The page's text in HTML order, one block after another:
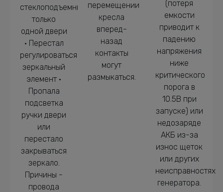
стеклоподъемник
только
одной двери
• Перестал
регулироваться
зеркальный
элемент •
Пропала
подсветка
ручки двери
или
перестало
закрываться
зеркало.
Причины -
провода
перемещении
кресла
вперед-
назад
контакты
могут
размыкаться.
(потеря
емкости
приводит к
падению
напряжения
ниже
критического
порога в
10.5В при
запуске) или
недозаряде
АКБ из-за
износ щеток
или других
неисправностях
генератора.